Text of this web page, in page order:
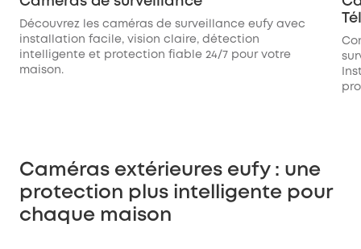
Découvrez les caméras de surveillance eufy avec
installation facile, vision claire, détection
intelligente et protection fiable 24/7 pour votre
maison.
Caméras extérieures eufy : une
protection plus intelligente pour
chaque maison